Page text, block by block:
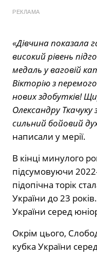
РЕКЛАМА
«Дівчина
високий рівень
медаль у ваговій
Вікторію з
нових здобутків!
Олександру
сильний бойовий
написали у мерії.
В кінці минулого
підсумовуючи
підопічна торік
України до 23
України серед
Окрім цього,
кубка України